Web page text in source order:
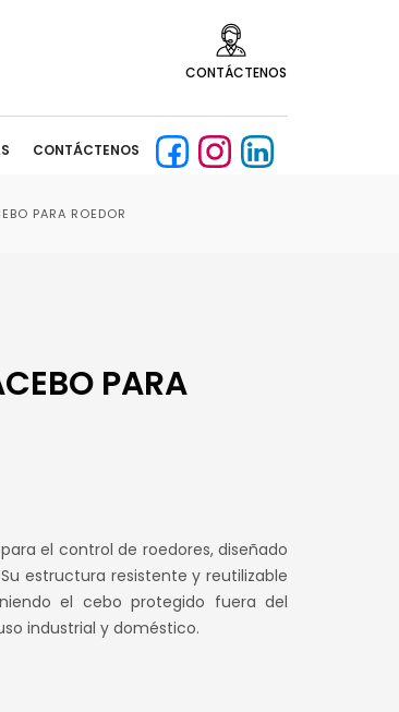
CONTÁCTENOS
CONTÁCTENOS
PARA ROEDOR
PARA
el control de roedores, diseñado
estructura resistente y reutilizable
el cebo protegido fuera del
industrial y doméstico.